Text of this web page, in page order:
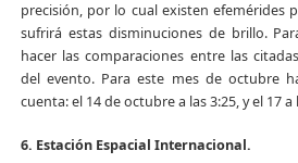
precisión, por lo cual existen efemérides
sufrirá estas disminuciones de brillo.
hacer las comparaciones entre las
del evento. Para este mes de octubre
cuenta: el 14 de octubre a las 3:25, y el 17 a
6. Estación Espacial Internacional.